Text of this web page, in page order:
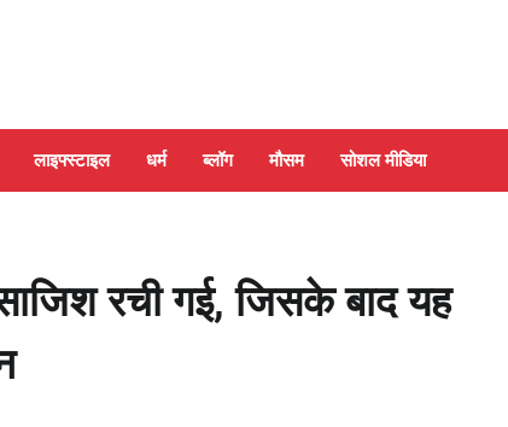
लाइफ्स्टाइल धर्म ब्लॉग मौसम सोशल मीडिया
रची गई, जिसके बाद यह